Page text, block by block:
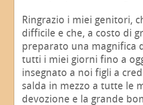
Ringrazio i miei genitori,
difficile e che, a costo di
preparato una magnifica
tutti i miei giorni fino a
insegnato a noi figli a
salda in mezzo a tutte le
devozione e la grande